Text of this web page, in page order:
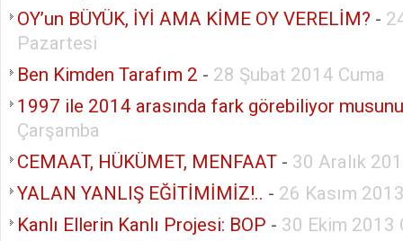
OY’un BÜYÜK, İYİ AMA KİME OY VERELİM? -
Pazartesi
Ben Kimden Tarafım 2 - 28 Şubat 2014 Cuma
1997 ile 2014 arasında fark görebiliyor
Çarşamba
CEMAAT, HÜKÜMET, MENFAAT - 30 Aralık
YALAN YANLIŞ EĞİTİMİMİZ!.. - 26 Kasım
Kanlı Ellerin Kanlı Projesi: BOP - 30 Ekim 2013